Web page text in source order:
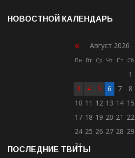
НОВОСТНОЙ КАЛЕНДАРЬ
« Август 2026
Пн Вт Ср Чт Пт Сб
1
3
4 5 6 7 8
10 11 12 13 14 15
17 18 19 20 21 22
24 25 26 27 28 29
31
ПОСЛЕДНИЕ ТВИТЫ